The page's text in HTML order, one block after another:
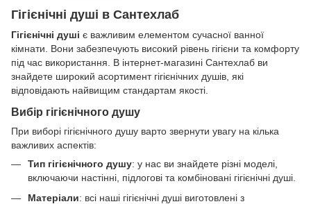
Гігієнічні душі в Сантехлаб
Гігієнічні душі є важливим елементом сучасної ванної
кімнати. Вони забезпечують високий рівень гігієни та комфорту
під час використання. В інтернет-магазині Сантехлаб ви
знайдете широкий асортимент гігієнічних душів, які
відповідають найвищим стандартам якості.
Вибір гігієнічного душу
При виборі гігієнічного душу варто звернути увагу на кілька
важливих аспектів:
Тип гігієнічного душу: у нас ви знайдете різні моделі,
включаючи настінні, підлогові та комбіновані гігієнічні душі.
Матеріали: всі наші гігієнічні душі виготовлені з